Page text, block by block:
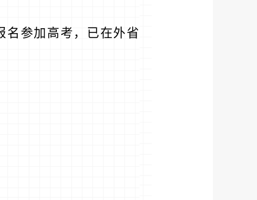
名参加高考，已在外省